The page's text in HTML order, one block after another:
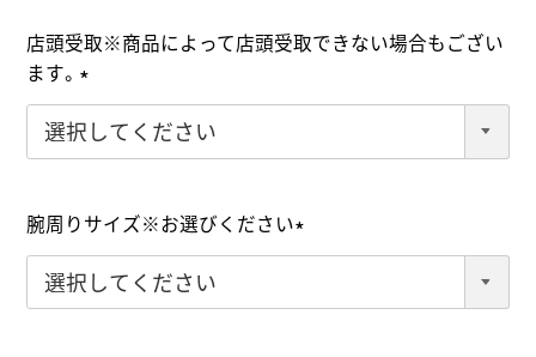
店頭受取※商品によって店頭受取できない場合もござい
ます。
(
必
腕周りサイズ※お選びください
(